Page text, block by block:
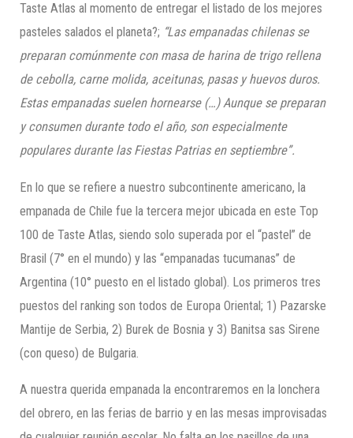
Taste Atlas al momento de entregar el listado de los mejores
pasteles salados el planeta?; “Las empanadas chilenas se
preparan comúnmente con masa de harina de trigo rellena
de cebolla, carne molida, aceitunas, pasas y huevos duros.
Estas empanadas suelen hornearse (…) Aunque se preparan
y consumen durante todo el año, son especialmente
populares durante las Fiestas Patrias en septiembre”.
En lo que se refiere a nuestro subcontinente americano, la
empanada de Chile fue la tercera mejor ubicada en este Top
100 de Taste Atlas, siendo solo superada por el “pastel” de
Brasil (7° en el mundo) y las “empanadas tucumanas” de
Argentina (10° puesto en el listado global). Los primeros tres
puestos del ranking son todos de Europa Oriental; 1) Pazarske
Mantije de Serbia, 2) Burek de Bosnia y 3) Banitsa sas Sirene
(con queso) de Bulgaria.
A nuestra querida empanada la encontraremos en la lonchera
del obrero, en las ferias de barrio y en las mesas improvisadas